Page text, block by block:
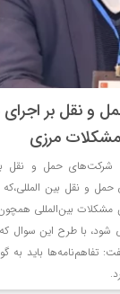
و نقل بر
مرزی
شرکت‌های حمل و نقل
و نقل بین المللی،که
مشکلات بین‌المللی
شود، با طرح این سوال
تفاهم‌نامه‌ها باید به